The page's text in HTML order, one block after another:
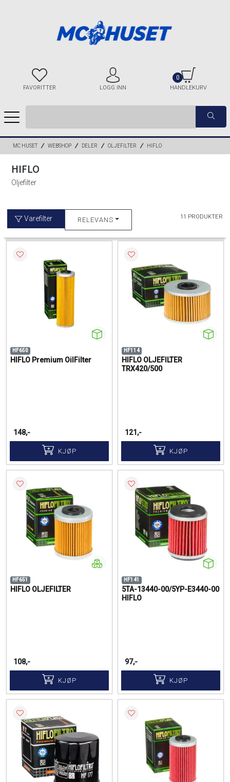
FAVORITTER LOGG INN HANDLEKURV
0
MC HUSET WEBSHOP DELER OLJEFILTER HIFLO
HIFLO
Oljefilter
Varefilter RELEVANS 11 PRODUKTER
HF650
HIFLO Premium OilFilter
148,-
KJØP
HF114
HIFLO OLJEFILTER
TRX420/500
121,-
KJØP
HF651
HIFLO OLJEFILTER
108,-
KJØP
HF141
5TA-13440-00/5YP-E3440-00
HIFLO
97,-
KJØP